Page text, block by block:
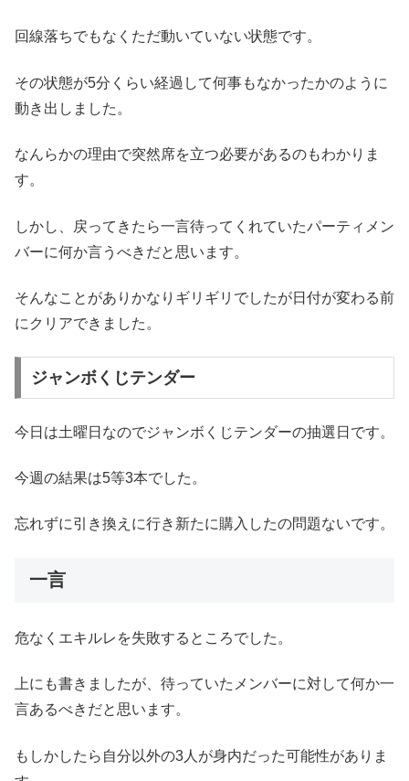
回線落ちでもなくただ動いていない状態です。
その状態が5分くらい経過して何事もなかったかのように
動き出しました。
なんらかの理由で突然席を立つ必要があるのもわかりま
す。
しかし、戻ってきたら一言待ってくれていたパーティメン
バーに何か言うべきだと思います。
そんなことがありかなりギリギリでしたが日付が変わる前
にクリアできました。
ジャンボくじテンダー
今日は土曜日なのでジャンボくじテンダーの抽選日です。
今週の結果は5等3本でした。
忘れずに引き換えに行き新たに購入したの問題ないです。
一言
危なくエキルレを失敗するところでした。
上にも書きましたが、待っていたメンバーに対して何か一
言あるべきだと思います。
もしかしたら自分以外の3人が身内だった可能性がありま